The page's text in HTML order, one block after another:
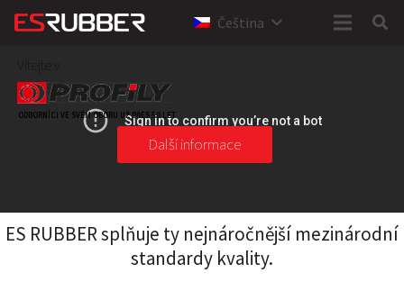
Čeština
ODBORNÍCI VE SVÉM OBORU UŽ PŘES 50 LET
Další informace
ES RUBBER splňuje ty nejnáročnější mezinárodní
standardy kvality.